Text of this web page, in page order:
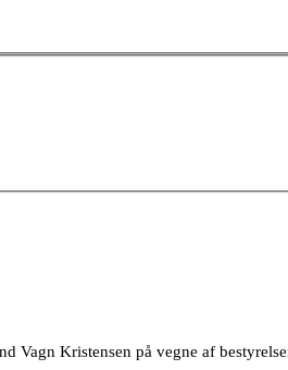
Kristensen på vegne af